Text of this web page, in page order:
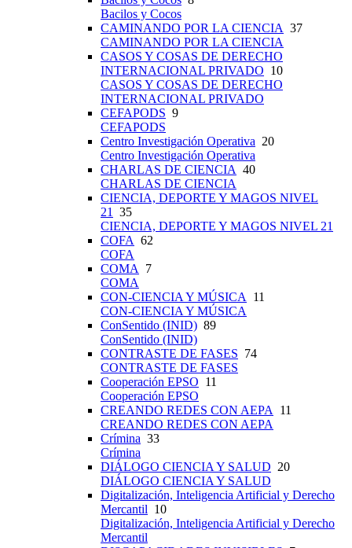
Bacilos y Cocos
CAMINANDO POR LA CIENCIA 37
CAMINANDO POR LA CIENCIA
CASOS Y COSAS DE DERECHO
INTERNACIONAL PRIVADO 10
CASOS Y COSAS DE DERECHO
INTERNACIONAL PRIVADO
CEFAPODS 9
CEFAPODS
Centro Investigación Operativa 20
Centro Investigación Operativa
CHARLAS DE CIENCIA 40
CHARLAS DE CIENCIA
CIENCIA, DEPORTE Y MAGOS NIVEL
21 35
CIENCIA, DEPORTE Y MAGOS NIVEL 21
COFA 62
COFA
COMA 7
COMA
CON-CIENCIA Y MÚSICA 11
CON-CIENCIA Y MÚSICA
ConSentido (INID) 89
ConSentido (INID)
CONTRASTE DE FASES 74
CONTRASTE DE FASES
Cooperación EPSO 11
Cooperación EPSO
CREANDO REDES CON AEPA 11
CREANDO REDES CON AEPA
Crímina 33
Crímina
DIÁLOGO CIENCIA Y SALUD 20
DIÁLOGO CIENCIA Y SALUD
Digitalización, Inteligencia Artificial y Derecho
Mercantil 10
Digitalización, Inteligencia Artificial y Derecho
Mercantil